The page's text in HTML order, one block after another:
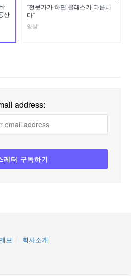
산
“전문가가 하면 클래스가 다릅니
다”
영상
address:
보 회사소개